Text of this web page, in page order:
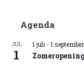
Agenda
JUL
1
1 juli - 1 september